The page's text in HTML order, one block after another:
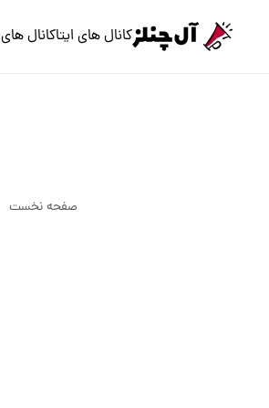
کانال های ایتاکانال های
صفحه نخست